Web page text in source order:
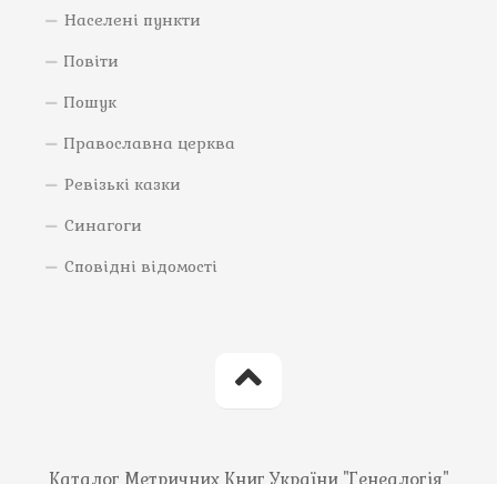
Населені пункти
Повіти
Пошук
Православна церква
Ревізькі казки
Синагоги
Сповідні відомості
Каталог Метричних Книг України "Генеалогія"